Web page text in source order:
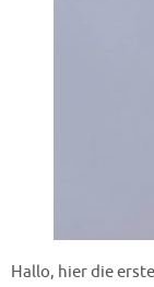
Hallo, hier die